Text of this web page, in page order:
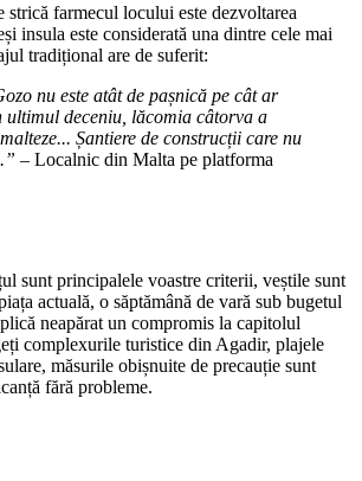
strică farmecul locului este dezvoltarea
insula este considerată una dintre cele mai
tradițional are de suferit:
nu este atât de pașnică pe cât ar
ultimul deceniu, lăcomia câtorva a
Șantiere de construcții care nu
– Localnic din Malta pe platforma
sunt principalele voastre criterii, veștile sunt
actuală, o săptămână de vară sub bugetul
neapărat un compromis la capitolul
complexurile turistice din Agadir, plajele
măsurile obișnuite de precauție sunt
fără probleme.